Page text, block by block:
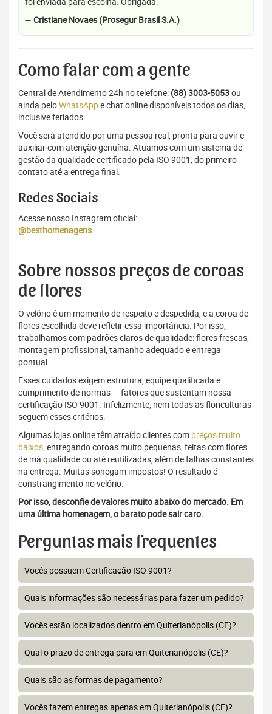
— Cristiane Novaes (Prosegur Brasil S.A.)
Como falar com a gente
Central de Atendimento 24h no telefone: (88) 3003-5053ou
ainda peloWhatsAppe chat online disponíveis todos os dias,
inclusive feriados.
Você será atendido por uma pessoa real, pronta para ouvir e
auxiliar com atenção genuína. Atuamos com um sistema de
gestão da qualidade certificado pela ISO 9001, do primeiro
contato até a entrega final.
Redes Sociais
Acesse nosso Instagram oficial:
@besthomenagens
Sobre nossos preços de coroas
de flores
O velório é um momento de respeito e despedida, e a coroa de
flores escolhida deve refletir essa importância. Por isso,
trabalhamos com padrões claros de qualidade: flores frescas,
montagem profissional, tamanho adequado e entrega
pontual.
Esses cuidados exigem estrutura, equipe qualificada e
cumprimento de normas — fatores que sustentam nossa
certificação ISO 9001. Infelizmente, nem todas as floriculturas
seguem esses critérios.
Algumas lojas online têm atraído clientes com preços muito
baixos, entregando coroas muito pequenas, feitas com flores
de má qualidade ou até reutilizadas, além de falhas constantes
na entrega. Muitas sonegam impostos! O resultado é
constrangimento no velório.
Por isso, desconfie de valores muito abaixo do mercado. Em
uma última homenagem, o barato pode sair caro.
Perguntas mais frequentes
Vocês possuem Certificação ISO 9001?
Quais informações são necessárias para fazer um pedido?
Vocês estão localizados dentro em Quiterianópolis (CE)?
Qual o prazo de entrega para em Quiterianópolis (CE)?
Quais são as formas de pagamento?
Vocês fazem entregas apenas em Quiterianópolis (CE)?